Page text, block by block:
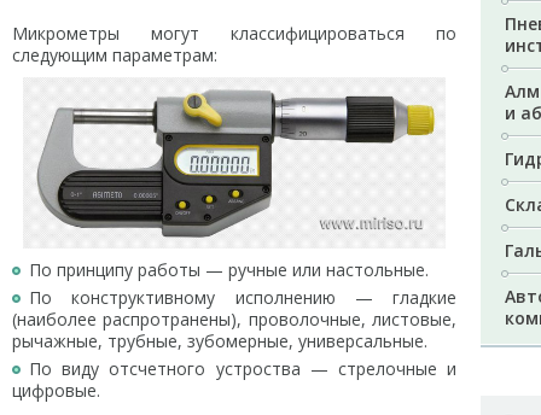
Микрометры могут классифицироваться по
следующим параметрам:
По принципу работы — ручные или настольные.
По конструктивному исполнению — гладкие
(наиболее распротранены), проволочные, листовые,
рычажные, трубные, зубомерные, универсальные.
По виду отсчетного устроства — стрелочные и
цифровые.
и